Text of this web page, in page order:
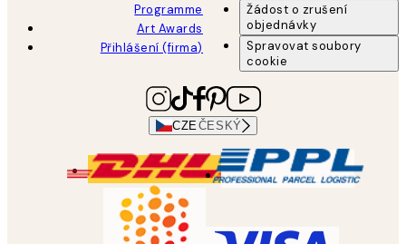
Programme
Art Awards
Přihlášení (firma)
Žádost o zrušení
objednávky
Spravovat soubory
cookie
CZEČESKÝ